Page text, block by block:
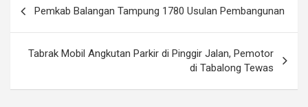
Pemkab Balangan Tampung 1780 Usulan Pembangunan
Tabrak Mobil Angkutan Parkir di Pinggir Jalan, Pemotor
di Tabalong Tewas